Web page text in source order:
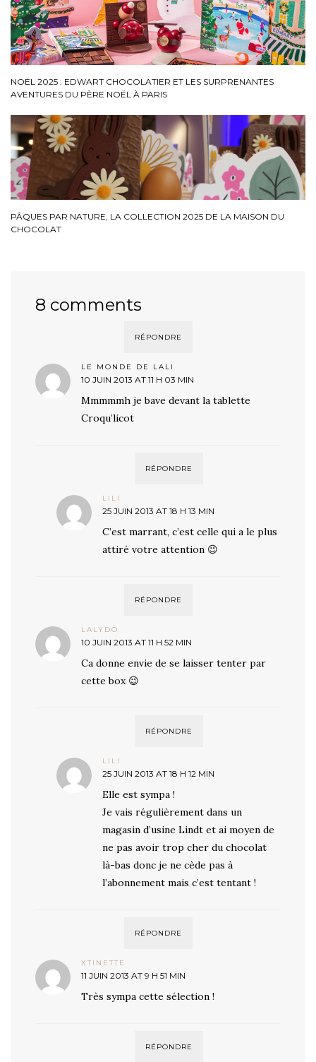
NOËL 2025 : EDWART CHOCOLATIER ET LES SURPRENANTES
AVENTURES DU PÈRE NOËL À PARIS
PÂQUES PAR NATURE, LA COLLECTION 2025 DE LA MAISON DU
CHOCOLAT
8 comments
RÉPONDRE
LE MONDE DE LALI
10 JUIN 2013 AT 11 H 03 MIN
Mmmmmh je bave devant la tablette
Croqu’licot
RÉPONDRE
LILI
25 JUIN 2013 AT 18 H 13 MIN
C’est marrant, c’est celle qui a le plus
attiré votre attention 😉
RÉPONDRE
LALYDO
10 JUIN 2013 AT 11 H 52 MIN
Ca donne envie de se laisser tenter par
cette box 😉
RÉPONDRE
LILI
25 JUIN 2013 AT 18 H 12 MIN
Elle est sympa !
Je vais régulièrement dans un
magasin d’usine Lindt et ai moyen de
ne pas avoir trop cher du chocolat
là-bas donc je ne cède pas à
l’abonnement mais c’est tentant !
RÉPONDRE
XTINETTE
11 JUIN 2013 AT 9 H 51 MIN
Très sympa cette sélection !
RÉPONDRE